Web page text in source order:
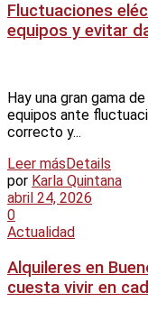
Fluctuaciones
equipos y evitar
Hay una gran gama
equipos ante
correcto y...
Leer másDetails
por Karla Quintana
abril 24, 2026
0
Actualidad
Alquileres en
cuesta vivir en